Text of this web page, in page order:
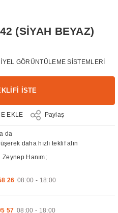
(SİYAH BEYAZ)
GÖRÜNTÜLEME SİSTEMLERİ
İSTE
Paylaş
da
daha hızlı teklif alın
Zeynep Hanım;
26 08:00 - 18:00
57 08:00 - 18:00